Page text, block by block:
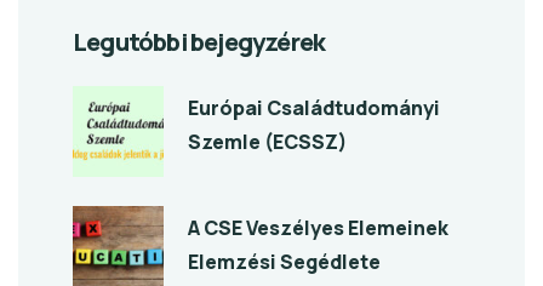
Legutóbbi bejegyzérek
Európai Családtudományi
Szemle (ECSSZ)
A CSE Veszélyes Elemeinek
Elemzési Segédlete